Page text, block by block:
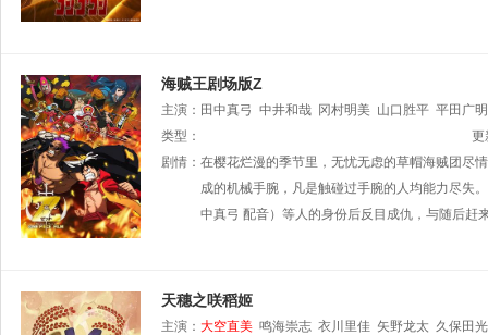
海贼王剧场版Z
主演： 田中真弓 中井和哉 冈村明美 山口胜平 平田广明
井美加
高木
宽务 金本凉辅 松原大典 荒井聪太 阿座上洋平 小川慎
松井桃子 镰田梢 赤塚弘卓 岩永彻也 大杉友兼
类型：
更
剧情： 在樱花烂漫的季节里，无忧无虑的草帽海贼团尽
成的机械手腕，凡是触碰过手腕的人均能力尽失
中真弓 配音）等人的身份后反目成仇，与随后
天穗之咲稻姬
主演： 大空直美 鸣海崇志 衣川里佳 矢野龙太 久保田光